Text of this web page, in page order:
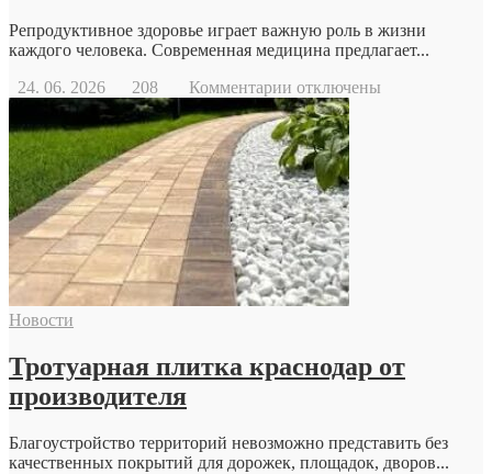
Репродуктивное здоровье играет важную роль в жизни
каждого человека. Современная медицина предлагает...
24. 06. 2026
208 Комментарии к
записи
Когда
стоит
обратиться
к
репродуктологу:
основные
причины
и
возможности
современной
отключены
Новости
Тротуарная плитка краснодар от
производителя
Благоустройство территорий невозможно представить без
качественных покрытий для дорожек, площадок, дворов...